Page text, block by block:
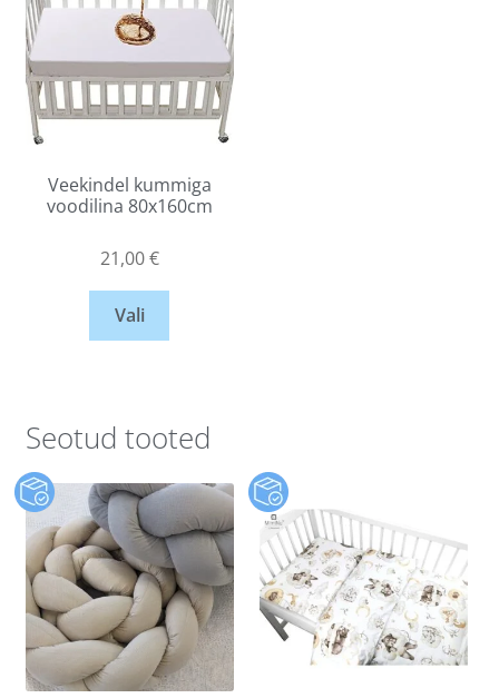
Veekindel kummiga
voodilina 80x160cm
21,00€
Vali
Seotud tooted